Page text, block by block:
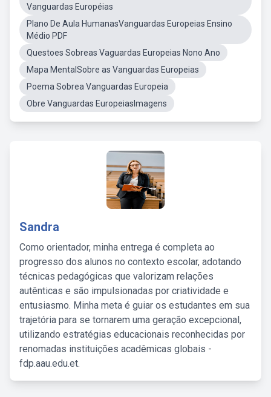
Vanguardas Européias
Plano De Aula HumanasVanguardas Europeias Ensino
Médio PDF
Questoes Sobreas Vaguardas Europeias Nono Ano
Mapa MentalSobre as Vanguardas Europeias
Poema Sobrea Vanguardas Europeia
Obre Vanguardas EuropeiasImagens
Sandra
Como orientador, minha entrega é completa ao
progresso dos alunos no contexto escolar, adotando
técnicas pedagógicas que valorizam relações
autênticas e são impulsionadas por criatividade e
entusiasmo. Minha meta é guiar os estudantes em sua
trajetória para se tornarem uma geração excepcional,
utilizando estratégias educacionais reconhecidas por
renomadas instituições acadêmicas globais -
fdp.aau.edu.et.